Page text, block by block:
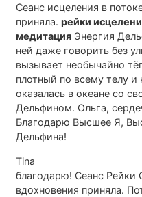
Сеанс исцеления в
приняла. рейки
медитацияЭнергия
ней даже говорить без
вызывает необычайно
плотный по всему телу
оказалась в океане со
Дельфином. Ольга,
Благодарю Высшее Я,
Дельфина!
Tina
благодарю! Сеанс Рейки
вдохновения приняла.